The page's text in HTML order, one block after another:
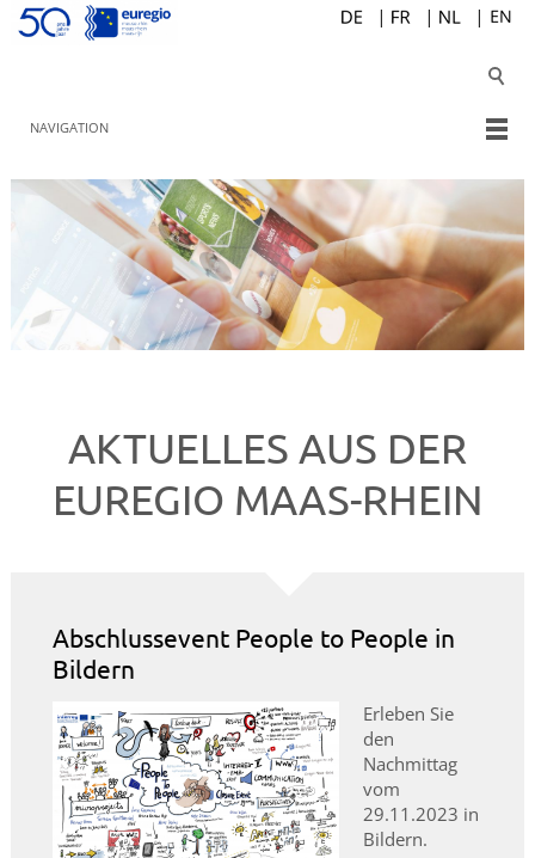
NAVIGATION
AKTUELLES AUS DER
EUREGIO MAAS-RHEIN
Abschlussevent People to People in
Bildern
Erleben Sie
den
Nachmittag
vom
29.11.2023 in
Bildern.